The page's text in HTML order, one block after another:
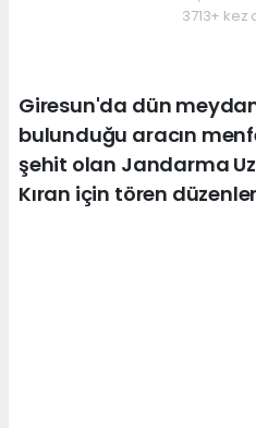
3713+ kez
Giresun'da dün
bulunduğu aracın
şehit olan Jandarma
Kıran için tören